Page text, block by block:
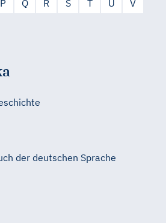
P Q R S T U
V
der deutschen Sprache